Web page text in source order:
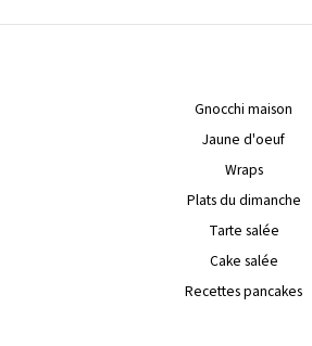
Gnocchi maison
Jaune d'oeuf
Wraps
Plats du dimanche
Tarte salée
Cake salée
Recettes pancakes